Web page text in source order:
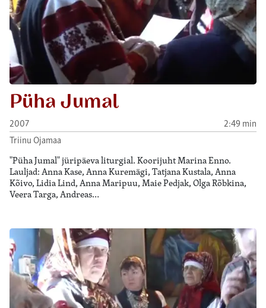
Püha Jumal
2007
2:49 min
Triinu Ojamaa
"Püha Jumal" jüripäeva liturgial. Koorijuht Marina Enno.
Lauljad: Anna Kase, Anna Kuremägi, Tatjana Kustala, Anna
Kõivo, Lidia Lind, Anna Maripuu, Maie Pedjak, Olga Rõbkina,
Veera Targa, Andreas…